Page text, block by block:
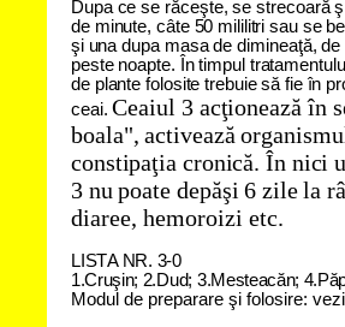
Dupace se răceşte, se strecoară
deminute, câte 50 mi lilitri sau sebe
şi una dupamasade dimineaţă, de
peste noapte. În timpul tratamentul u
deplante folosite trebuie să fie în pr
ceai. Ceaiul 3 acţionează în s
boala", activează organismu
constipaţia cronică. În nici
3 nu poate depăşi 6 zile la râ
diaree, hemoroizi etc.
LI STA NR. 3-0
1.Cruşin; 2.Dud; 3.Mesteacăn;
Modul de preparare şi folosire: